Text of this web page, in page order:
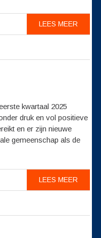
LEES MEER
eerste kwartaal 2025
druk en vol positieve
en er zijn nieuwe
gemeenschap als de
LEES MEER